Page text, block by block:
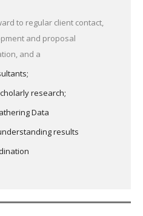
to regular client contact,
and proposal
and a
research;
Data
results